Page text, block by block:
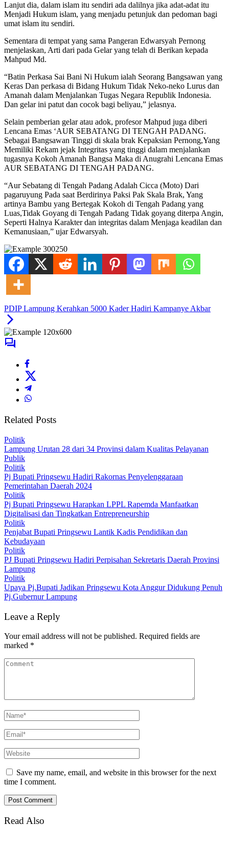
Lanjut dia, dalam islam itu sendiri ada dalilnya jika adat-adat itu
Menjadi Hukum islam, yang menjadu petunjuk dan pedoman bagi
umat islam itu sendiri.
Sementara di tempat yang sama Pangeran Edwarsyah Pernong
menjelaskan, Arti dari pada Gelar yang telah di Berikan kepada
Mahpud Md.
“Batin Perkasa Sai Bani Ni Hukum ialah Seorang Bangsawan yang
Keras Dan perkasa di Bidang Hukum Tidak Neko-neko Lurus dan
Amanah dalam Menjalankan Tugas Negara Republik Indonesia.
Dan gelar ini patut dan cocok bagi beliyau,” jelasnya.
Selain pemberian gelar atau adok, profesor Mahpud juga diberi
Lencana Emas ‘AUR SEBATANG DI TENGAH PADANG.
Sebagai Bangsawan Tinggi di skala brak Kepaksian Pernong,Yang
Memiliki Rekam jejak Integritas yang tinggi dalam menjalankan
tugasnya Kokoh Amanah Bangsa Maka di Anugrahi Lencana Emas
AUR SEBATANG DI TENGAH PADANG.
“Aur Sebatang di Tengah Padang Adalah Cicca (Moto) Dari
pagaruyung Pada saat Berdirinya Paksi Pak Skala Brak, Yang
artinya Bambu yang Bertegak Kokoh di Tengah Padang yang
Luas,Tidak Goyang di Tengah Padang Tidak goyang diterpa Angin,
Seperti Halnya Karakter dan integritas dalam Menjaga keadilan dan
Kemanusiaan,” ujar Edwarsyah.
PDIP Lampung Kerahkan 5000 Kader Hadiri Kampanye Akbar
Related Posts
Politik
Lampung Urutan 28 dari 34 Provinsi dalam Kualitas Pelayanan
Publik
Politik
Pj Bupati Pringsewu Hadiri Rakornas Penyelenggaraan
Pemerintahan Daerah 2024
Politik
Pj Bupati Pringsewu Harapkan LPPL Rapemda Manfaatkan
Digitalisasi dan Tingkatkan Entrepreneurship
Politik
Penjabat Bupati Pringsewu Lantik Kadis Pendidikan dan
Kebudayaan
Politik
PJ Bupati Pringsewu Hadiri Perpisahan Sekretaris Daerah Provinsi
Lampung
Politik
Upaya Pj.Bupati Jadikan Pringsewu Kota Anggur Didukung Penuh
Pj.Gubernur Lampung
Leave a Reply
Your email address will not be published. Required fields are
marked *
Save my name, email, and website in this browser for the next
time I comment.
Read Also